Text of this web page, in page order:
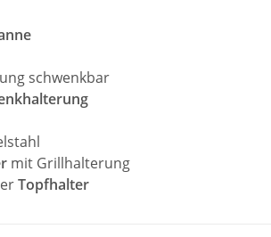
schwenkbar
mit Grillhalterung
Topfhalter